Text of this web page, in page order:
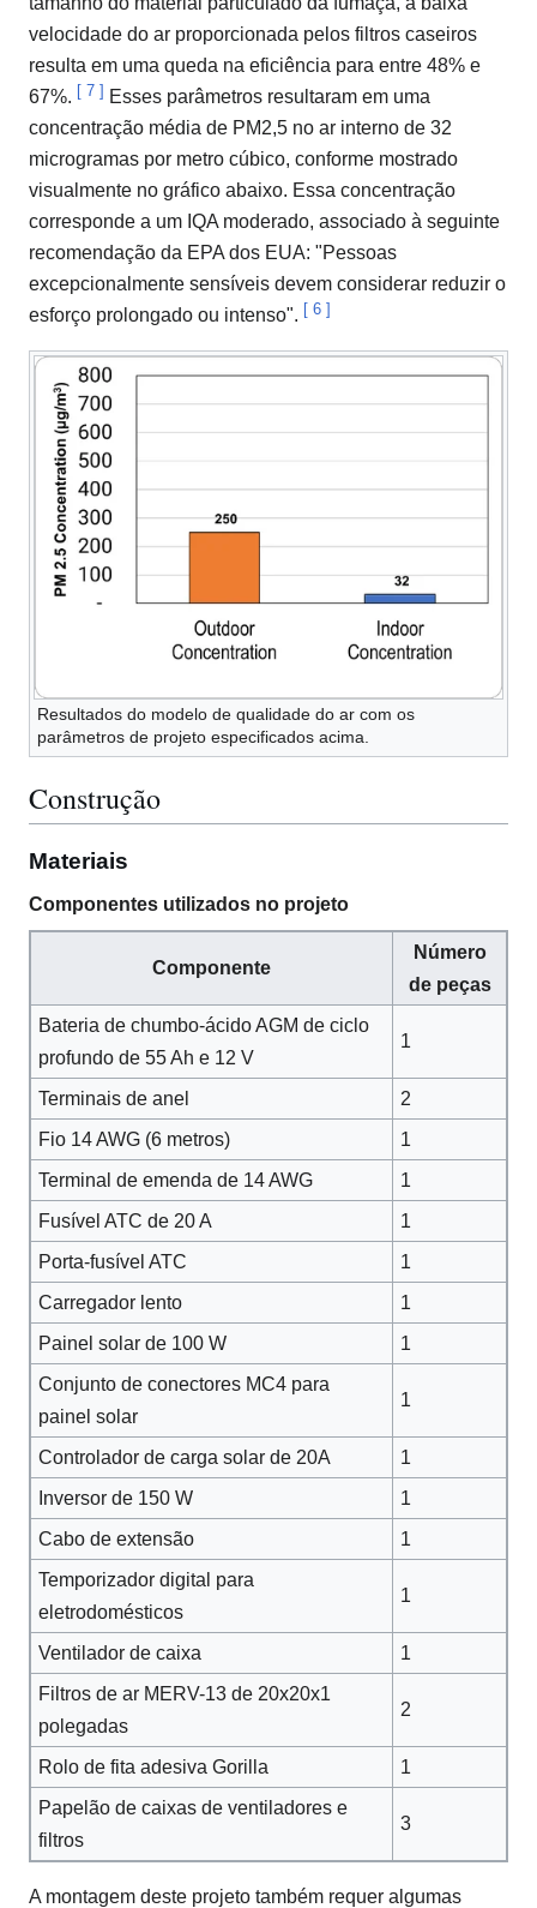
velocidade do ar proporcionada pelos filtros caseiros
resulta em uma queda na eficiência para entre 48% e
67%. [ 7 ] Esses parâmetros resultaram em uma
concentração média de PM2,5 no ar interno de 32
microgramas por metro cúbico, conforme mostrado
visualmente no gráfico abaixo. Essa concentração
corresponde a um IQA moderado, associado à seguinte
recomendação da EPA dos EUA: "Pessoas
excepcionalmente sensíveis devem considerar reduzir o
esforço prolongado ou intenso". [ 6 ]
Resultados do modelo de qualidade do ar com os
parâmetros de projeto especificados acima.
Construção
Materiais
Componentes utilizados no projeto
Componente
Número
de peças
Bateria de chumbo-ácido AGM de ciclo
profundo de 55 Ah e 12 V
1
Terminais de anel
2
Fio 14 AWG (6 metros)
1
Terminal de emenda de 14 AWG
1
Fusível ATC de 20 A
1
Porta-fusível ATC
1
Carregador lento
1
Painel solar de 100 W
1
Conjunto de conectores MC4 para
painel solar
1
Controlador de carga solar de 20A
1
Inversor de 150 W
1
Cabo de extensão
1
Temporizador digital para
eletrodomésticos
1
Ventilador de caixa
1
Filtros de ar MERV-13 de 20x20x1
polegadas
2
Rolo de fita adesiva Gorilla
1
Papelão de caixas de ventiladores e
filtros
3
A montagem deste projeto também requer algumas